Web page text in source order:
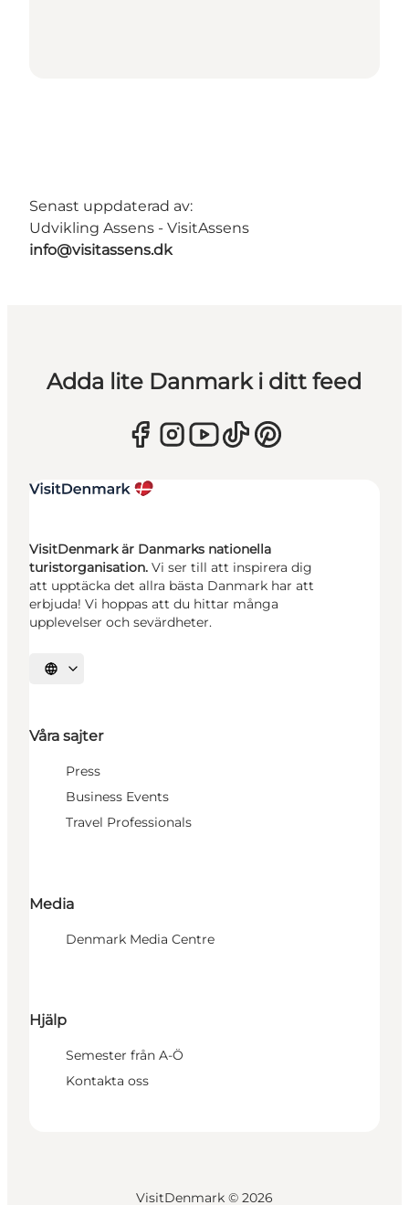
Senast uppdaterad av:
Udvikling Assens - VisitAssens
info@visitassens.dk
Adda lite Danmark i ditt feed
VisitDenmark är Danmarks nationella
turistorganisation. Vi ser till att inspirera dig
att upptäcka det allra bästa Danmark har att
erbjuda! Vi hoppas att du hittar många
upplevelser och sevärdheter.
Välj språk
Våra sajter
Press
Business Events
Travel Professionals
Media
Denmark Media Centre
Hjälp
Semester från A-Ö
Kontakta oss
VisitDenmark © 2026